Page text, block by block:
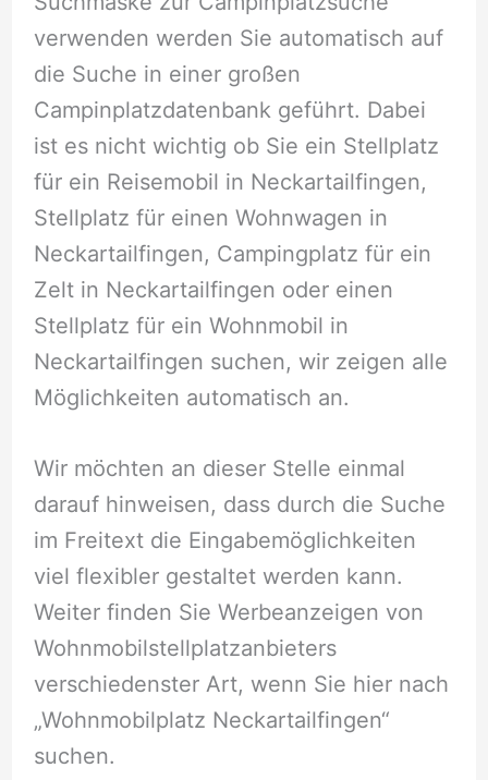
verwenden werden Sie automatisch auf
die Suche in einer großen
Campinplatzdatenbank geführt. Dabei
ist es nicht wichtig ob Sie ein Stellplatz
für ein Reisemobil in Neckartailfingen,
Stellplatz für einen Wohnwagen in
Neckartailfingen, Campingplatz für ein
Zelt in Neckartailfingen oder einen
Stellplatz für ein Wohnmobil in
Neckartailfingen suchen, wir zeigen alle
Möglichkeiten automatisch an.
Wir möchten an dieser Stelle einmal
darauf hinweisen, dass durch die Suche
im Freitext die Eingabemöglichkeiten
viel flexibler gestaltet werden kann.
Weiter finden Sie Werbeanzeigen von
Wohnmobilstellplatzanbieters
verschiedenster Art, wenn Sie hier nach
„Wohnmobilplatz Neckartailfingen“
suchen.